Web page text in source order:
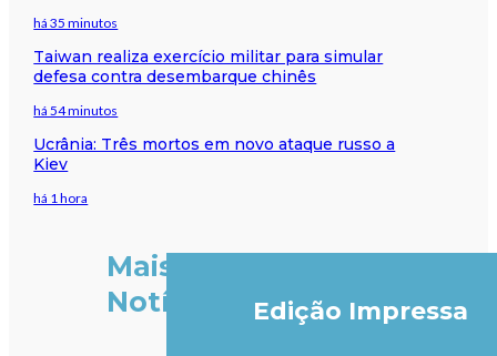
há 35 minutos
Taiwan realiza exercício militar para simular
defesa contra desembarque chinês
há 54 minutos
Ucrânia: Três mortos em novo ataque russo a
Kiev
há 1 hora
Mais
Notícias
Edição Impressa